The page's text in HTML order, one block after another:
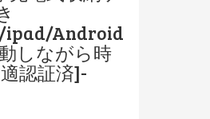
ipad/Android
しながら時
認証済]-